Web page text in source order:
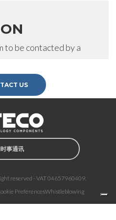
to be contacted by a
US
事通讯
reserved - VAT 04657960409.
PreferencesWhistleblowing